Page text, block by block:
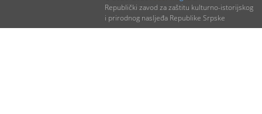
Republički zavod za zaštitu kulturno-istorijskog
i prirodnog nasljeđa Republike Srpske